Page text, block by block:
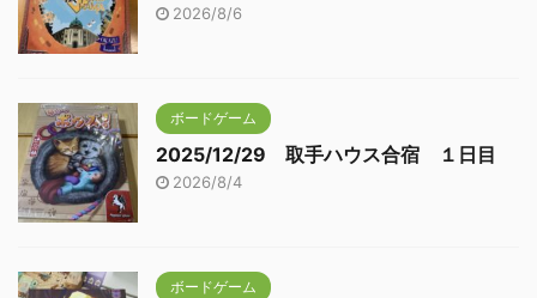
2026/8/6
ボードゲーム
2025/12/29 取手ハウス合宿 １日目
2026/8/4
ボードゲーム